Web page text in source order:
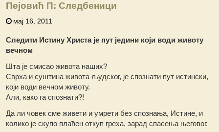
Пејовић П: Следбеници
мај 16, 2011
Следити Истину Христа је пут једини који води животу
вечном
Шта је смисао живота наших?
Сврха и суштина живота људског, је спознати пут истински,
који води вечном животу.
Али, како га спознати?!
Да ли човек сме живети и умрети без спознања, Истине, и
колико је скупо плаћен откуп греха, зарад спасења његовог.